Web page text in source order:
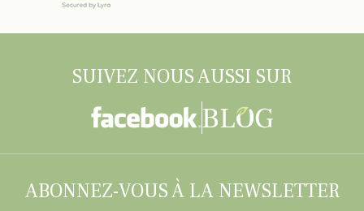
SUIVEZ NOUS AUSSI SUR
ABONNEZ-VOUS À LA NEWSLETTER